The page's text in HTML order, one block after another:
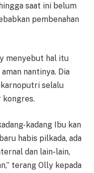
saat ini belum
pembenahan
menyebut hal itu
nantinya. Dia
selalu
kongres.
kadang Ibu kan
habis pilkada, ada
dan lain-lain,
terang Olly kepada